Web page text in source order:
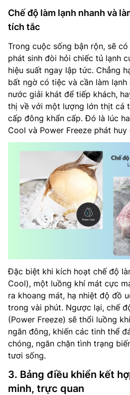
Chế độ làm lạnh nhanh và
tích tắc
Trong cuộc sống bận rộn, sẽ
phát sinh đòi hỏi chiếc tủ lạnh
hiệu suất ngay lập tức. Chẳng
bất ngờ có tiệc và cần làm lạnh
nước giải khát để tiếp khách,
thị về với một lượng lớn thịt cá
cấp đông khẩn cấp. Đó là lúc
Cool và Power Freeze phát huy
Đặc biệt khi kích hoạt chế độ
Cool), một luồng khí mát cực
ra khoang mát, hạ nhiệt độ đồ
trong vài phút. Ngược lại, chế
(Power Freeze) sẽ thổi luồng
ngăn đông, khiến các tinh thể
chóng, ngăn chặn tình trạng
tươi sống.
3. Bảng điều khiển kết
minh, trực quan